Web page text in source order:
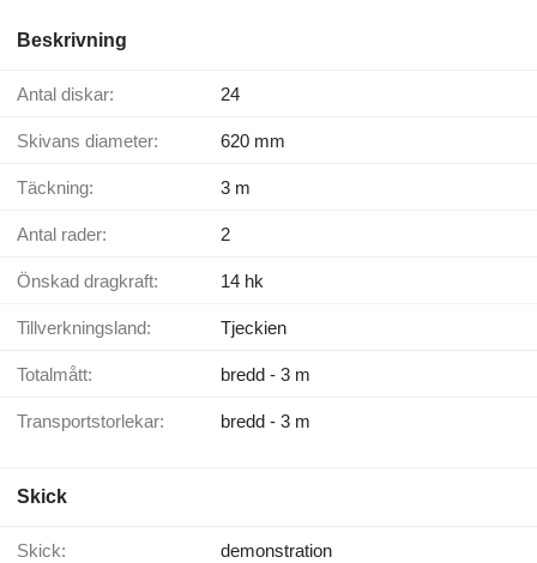
Beskrivning
Antal diskar: 24
Skivans diameter: 620 mm
Täckning: 3 m
Antal rader: 2
Önskad dragkraft: 14 hk
Tillverkningsland: Tjeckien
Totalmått: bredd - 3 m
Transportstorlekar: bredd - 3 m
Skick
Skick: demonstration